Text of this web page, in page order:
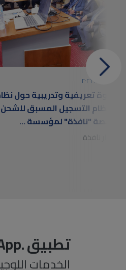
ندوة تعريفية وتدريبية حول
ونظام التسجيل المسبق
منصة "نافذة" لمؤسسة ...
أخبار نافذة
Nafeza App. تطبيق
الخدمات